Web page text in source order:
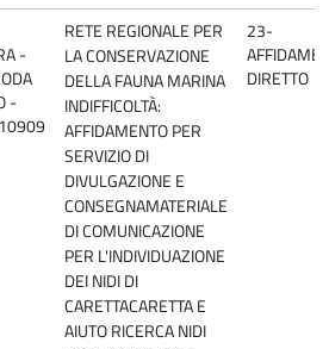
-
-
RETE REGIONALE PER
LA CONSERVAZIONE
DELLA FAUNA MARINA
INDIFFICOLTÀ:
AFFIDAMENTO PER
SERVIZIO DI
DIVULGAZIONE E
CONSEGNAMATERIALE
DI COMUNICAZIONE
PER L'INDIVIDUAZIONE
DEI NIDI DI
CARETTACARETTA E
AIUTO RICERCA NIDI
23-
DIRETTO